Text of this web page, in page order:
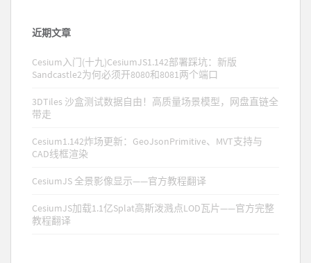
近期文章
Cesium入门(十九)CesiumJS1.142部署踩坑：新版
Sandcastle2为何必须开8080和8081两个端口
3DTiles 沙盒测试数据自由！高质量场景模型，网盘直链全
带走
Cesium1.142炸场更新：GeoJsonPrimitive、MVT支持与
CAD线框渲染
CesiumJS 全景影像显示——官方教程翻译
CesiumJS加载1.1亿Splat高斯泼溅点LOD瓦片——官方完整
教程翻译